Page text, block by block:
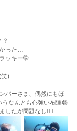
？
った…
ッキー🤭
笑)
バーさま、偶然にもほ
うなんとも心強い布陣😂
したが問題なし👌🏽